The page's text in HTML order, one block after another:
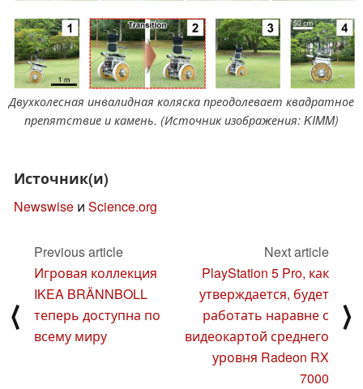
Двухколесная инвалидная коляска преодолевает квадратное
препятствие и камень. (Источник изображения: KIMM)
Источник(и)
Newswise и Science.org
⟨
Previous article
Игровая коллекция
IKEA BRÄNNBOLL
теперь доступна по
всему миру
Next article
PlayStation 5 Pro, как
утверждается, будет
работать наравне с
видеокартой среднего
уровня Radeon RX
7000
⟩